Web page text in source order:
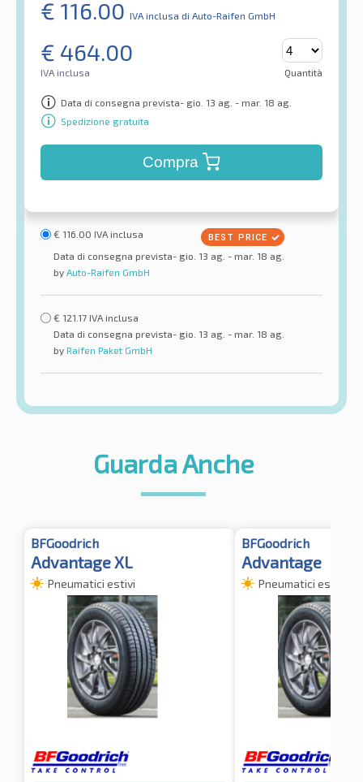
€ 116.00 IVA inclusa di Auto-Raifen GmbH
€ 464.00
IVA inclusa Quantità
Data di consegna prevista- gio. 13 ag. - mar. 18 ag.
Spedizione gratuita
Compra
€ 116.00 IVA inclusa
Data di consegna prevista- gio. 13 ag. - mar. 18 ag.
by Auto-Raifen GmbH
€ 121.17 IVA inclusa
Data di consegna prevista- gio. 13 ag. - mar. 18 ag.
by Raifen Paket GmbH
Guarda Anche
BFGoodrich
Advantage XL
Pneumatici estivi
BFGoodrich
Advantage
Pneumatici estivi